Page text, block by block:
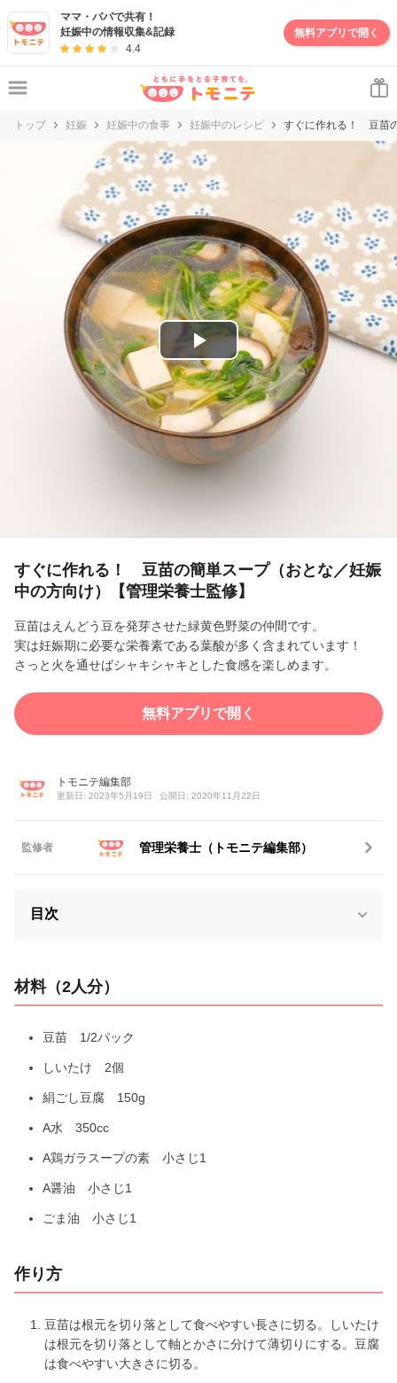
ママ・パパで共有！
妊娠中の情報収集&記録
4.4
無料アプリで開く
トップ 妊娠 妊娠中の食事 妊娠中のレシピ すぐに作れる！ 豆苗
P
l
a
y
i
d
e
o
すぐに作れる！ 豆苗の簡単スープ（おとな／妊娠
中の方向け）【管理栄養士監修】
豆苗はえんどう豆を発芽させた緑黄色野菜の仲間です。
実は妊娠期に必要な栄養素である葉酸が多く含まれています！
さっと火を通せばシャキシャキとした食感を楽しめます。
無料アプリで開く
トモニテ編集部
更新日: 2023年5月19日 公開日: 2020年11月22日
監修者 管理栄養士（トモニテ編集部）
目次
材料（2人分）
豆苗 1/2パック
しいたけ 2個
絹ごし豆腐 150g
A水 350cc
A鶏ガラスープの素 小さじ1
A醤油 小さじ1
ごま油 小さじ1
作り方
豆苗は根元を切り落として食べやすい長さに切る。しいたけ
は根元を切り落として軸とかさに分けて薄切りにする。豆腐
は食べやすい大きさに切る。
妊娠・出産・子育て情報サイト | トモニテ